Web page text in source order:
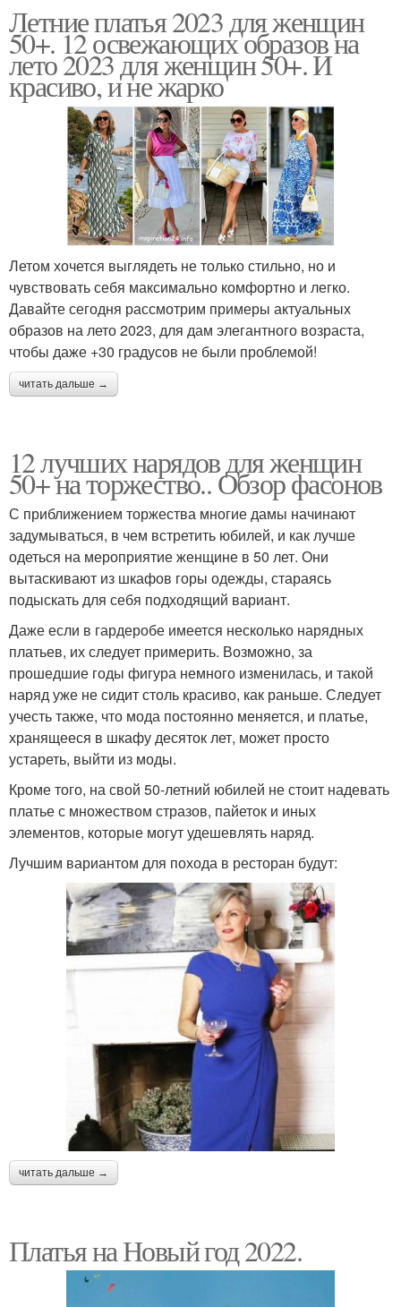
Летние платья 2023 для женщин
50+. 12 освежающих образов на
лето 2023 для женщин 50+. И
красиво, и не жарко
Летом хочется выглядеть не только стильно, но и
чувствовать себя максимально комфортно и легко.
Давайте сегодня рассмотрим примеры актуальных
образов на лето 2023, для дам элегантного возраста,
чтобы даже +30 градусов не были проблемой!
читать дальше →
12 лучших нарядов для женщин
50+ на торжество.. Обзор фасонов
С приближением торжества многие дамы начинают
задумываться, в чем встретить юбилей, и как лучше
одеться на мероприятие женщине в 50 лет. Они
вытаскивают из шкафов горы одежды, стараясь
подыскать для себя подходящий вариант.
Даже если в гардеробе имеется несколько нарядных
платьев, их следует примерить. Возможно, за
прошедшие годы фигура немного изменилась, и такой
наряд уже не сидит столь красиво, как раньше. Следует
учесть также, что мода постоянно меняется, и платье,
хранящееся в шкафу десяток лет, может просто
устареть, выйти из моды.
Кроме того, на свой 50-летний юбилей не стоит надевать
платье с множеством стразов, пайеток и иных
элементов, которые могут удешевлять наряд.
Лучшим вариантом для похода в ресторан будут:
читать дальше →
Платья на Новый год 2022.